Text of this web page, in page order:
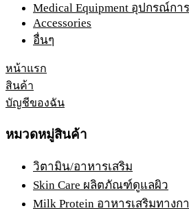
Medical Equipment อุปกรณ์กา
Accessories
อื่นๆ
หน้าแรก
สินค้า
บัญชีของฉัน
หมวดหมู่สินค้า
วิตามิน/อาหารเสริม
Skin Care ผลิตภัณฑ์ดูแลผิว
Milk Protein อาหารเสริมทาง